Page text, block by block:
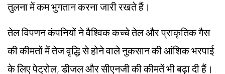
तुलना में कम भुगतान करना जारी रखते हैं।
तेल विपणन कंपनियों ने वैश्विक कच्चे तेल और प्राकृतिक गैस
की कीमतों में तेज वृद्धि से होने वाले नुकसान की आंशिक भरपाई
के लिए पेट्रोल, डीजल और सीएनजी की कीमतें भी बढ़ा दी हैं।